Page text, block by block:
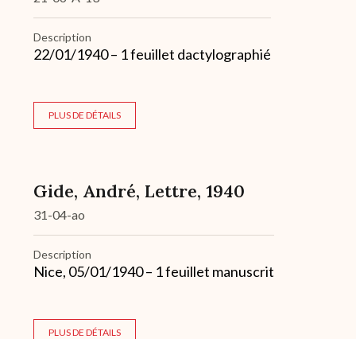
Description
22/01/1940 – 1 feuillet dactylographié
PLUS DE DÉTAILS
Gide, André, Lettre, 1940
31-04-ao
Description
Nice, 05/01/1940 – 1 feuillet manuscrit
PLUS DE DÉTAILS